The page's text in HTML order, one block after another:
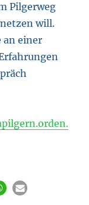
Pilgerweg
will.
an einer